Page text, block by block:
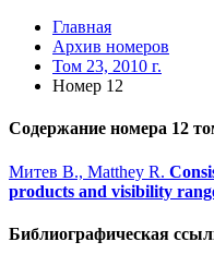
Главная
Архив номеров
Том 23, 2010 г.
Номер 12
Содержание номера 12
Митев В., Matthey R.
products and visibility
Библиографическая